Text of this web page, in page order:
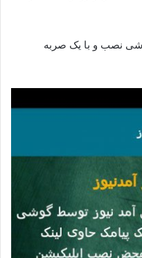
نصب و با یک صربه